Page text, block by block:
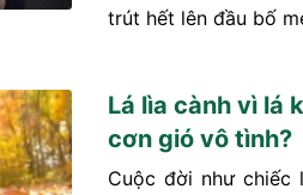
trút hết lên đầu bố
Lá lìa cành vì lá
cơn gió vô tình?
Cuộc đời như chiếc